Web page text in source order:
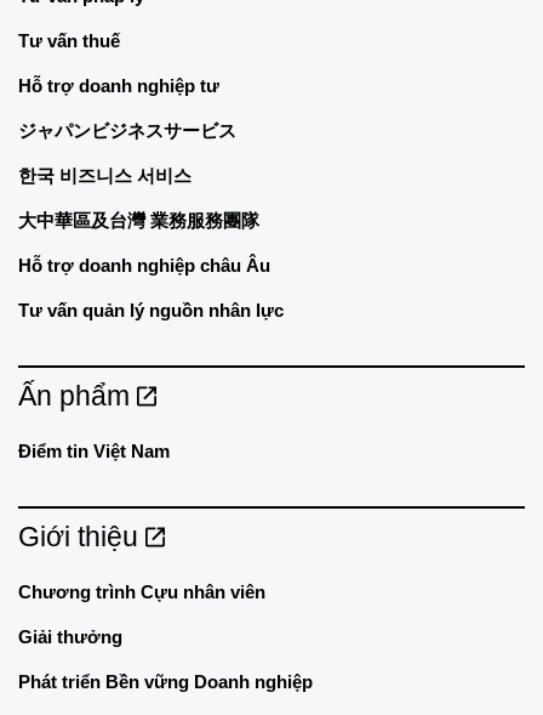
Tư vấn thuế
Hỗ trợ doanh nghiệp tư
ジャパンビジネスサービス
한국 비즈니스 서비스
大中華區及台灣 業務服務團隊
Hỗ trợ doanh nghiệp châu Âu
Tư vấn quản lý nguồn nhân lực
Ấn phẩm
Điểm tin Việt Nam
Giới thiệu
Chương trình Cựu nhân viên
Giải thưởng
Phát triển Bền vững Doanh nghiệp